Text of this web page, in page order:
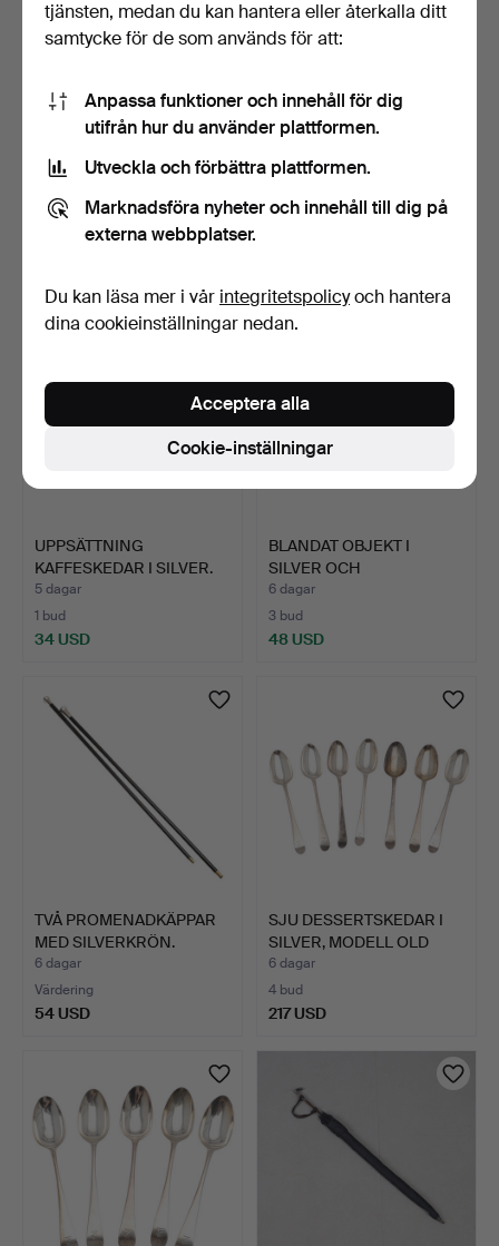
SILVERFÖTAD SKÅL,
TIDIGT 1900-TAL.
5 dagar
SILVERFAT PÅ FOT, TIDIGT
5 dagar
UPPSÄTTNING
KAFFESKEDAR I SILVER.
5 dagar
1 bud
34 USD
BLANDAT OBJEKT I
SILVER OCH
SILVERPLÄTERIN…
6 dagar
3 bud
48 USD
TVÅ PROMENADKÄPPAR
MED SILVERKRÖN.
6 dagar
Värdering
54 USD
SJU DESSERTSKEDAR I
SILVER, MODELL OLD
ENG…
6 dagar
4 bud
217 USD
tjänsten, medan du kan hantera eller återkalla ditt
samtycke för de som används för att:
Anpassa funktioner och innehåll för dig
utifrån hur du använder plattformen.
Utveckla och förbättra plattformen.
Marknadsföra nyheter och innehåll till dig på
externa webbplatser.
Du kan läsa mer i vår integritetspolicyoch hantera
dina cookieinställningar nedan.
Cookie-inställningar
Acceptera alla